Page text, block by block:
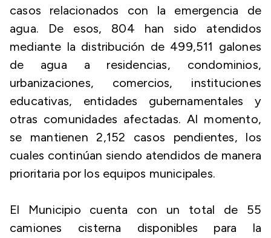
casos relacionados con la emergencia de
agua. De esos, 804 han sido atendidos
mediante la distribución de 499,511 galones
de agua a residencias, condominios,
urbanizaciones, comercios, instituciones
educativas, entidades gubernamentales y
otras comunidades afectadas. Al momento,
se mantienen 2,152 casos pendientes, los
cuales continúan siendo atendidos de manera
prioritaria por los equipos municipales.
El Municipio cuenta con un total de 55
camiones cisterna disponibles para la